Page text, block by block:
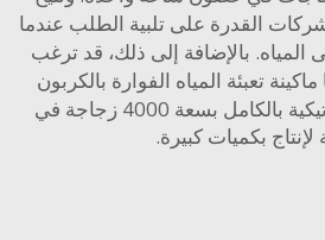
على تلبية الطلب عندما
بالإضافة إلى ذلك، قد ترغب
تعبئة المياه الفوارة بالكربون
الثابت (CO2) الأوتوماتيكية بالكامل بسعة 4000 زجاجة في
بكميات كبيرة.